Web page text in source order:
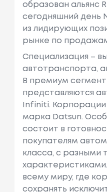
образован альянс
сегодняшний день
из лидирующих
рынке по
Специализация –
автотранспорта,
В премиум
представляются
Infiniti.
марка Datsun.
состоит в
покупателям
класса, с разными
всему миру, где
сохранять